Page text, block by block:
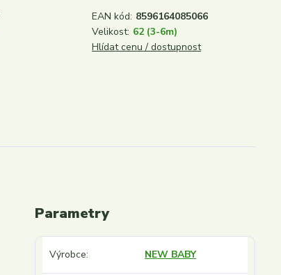
EAN kód: 8596164085066
Velikost: 62 (3-6m)
Hlídat cenu / dostupnost
Parametry
Výrobce NEW BABY